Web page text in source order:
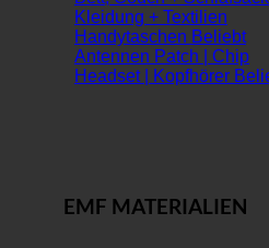
Kleidung + Textilien
Handytaschen
Antennen Patch | Chip
Headset | Kopfhörer
EMF MATERIALIEN